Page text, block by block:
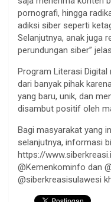
pornografi, hingga
adiksi siber seperti
Selanjutnya, anak juga
perundungan siber”
Program Literasi Digital
dari banyak pihak
yang baru, unik, dan
disambut positif oleh
Bagi masyarakat yang
selanjutnya, informasi
https://
@Kemenkominfo dan
@siberkreasisulawesi